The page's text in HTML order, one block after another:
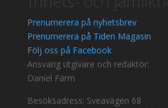
Prenumerera på nyhetsbrev
Prenumerera på Tiden Magasin
Följ oss på Facebook
Ansvarig utgivare och redaktör:
Daniel Färm
Besöksadress: Sveavägen 68